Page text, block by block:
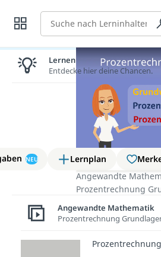
Suche
NEU Lernplan
Angewandte
Prozentrechnung
Aufgaben
Lernen lohnt sich!
Entdecke hier deine Chancen.
Angewandte Mathematik
Prozentrechnung
Prozentrechnung